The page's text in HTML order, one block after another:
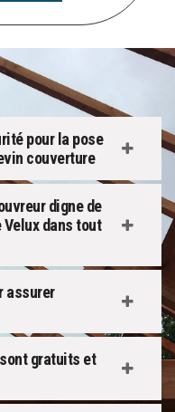
pour la pose
couverture
digne de
dans tout
assurer
gratuits et